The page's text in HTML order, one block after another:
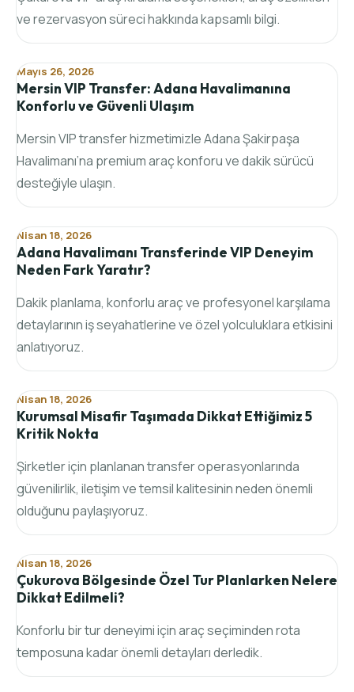
ve rezervasyon süreci hakkında kapsamlı bilgi.
Mayıs 26, 2026
Mersin VIP Transfer: Adana Havalimanına
Konforlu ve Güvenli Ulaşım
Mersin VIP transfer hizmetimizle Adana Şakirpaşa
Havalimanı’na premium araç konforu ve dakik sürücü
desteğiyle ulaşın.
Nisan 18, 2026
Adana Havalimanı Transferinde VIP Deneyim
Neden Fark Yaratır?
Dakik planlama, konforlu araç ve profesyonel karşılama
detaylarının iş seyahatlerine ve özel yolculuklara etkisini
anlatıyoruz.
Nisan 18, 2026
Kurumsal Misafir Taşımada Dikkat Ettiğimiz 5
Kritik Nokta
Şirketler için planlanan transfer operasyonlarında
güvenilirlik, iletişim ve temsil kalitesinin neden önemli
olduğunu paylaşıyoruz.
Nisan 18, 2026
Çukurova Bölgesinde Özel Tur Planlarken Nelere
Dikkat Edilmeli?
Konforlu bir tur deneyimi için araç seçiminden rota
temposuna kadar önemli detayları derledik.